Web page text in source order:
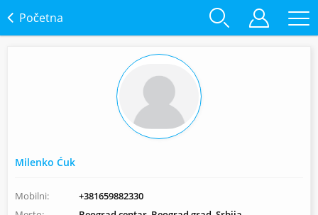
Početna
Milenko Ćuk
Mobilni:
+381659882330